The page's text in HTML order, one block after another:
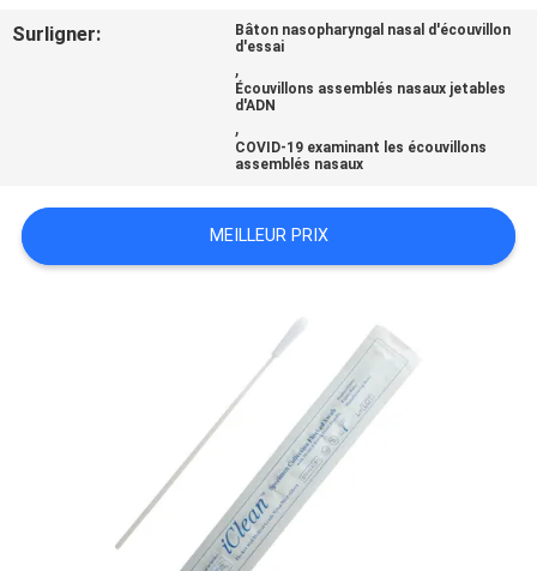
DEMANDEZ
DU
SITE
Surligner:
Bâton nasopharyngal nasal d'écouvillon
d'essai
,
Écouvillons assemblés nasaux jetables
d'ADN
,
COVID-19 examinant les écouvillons
assemblés nasaux
MEILLEUR PRIX